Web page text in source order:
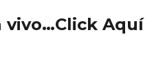
vivo…Click Aquí